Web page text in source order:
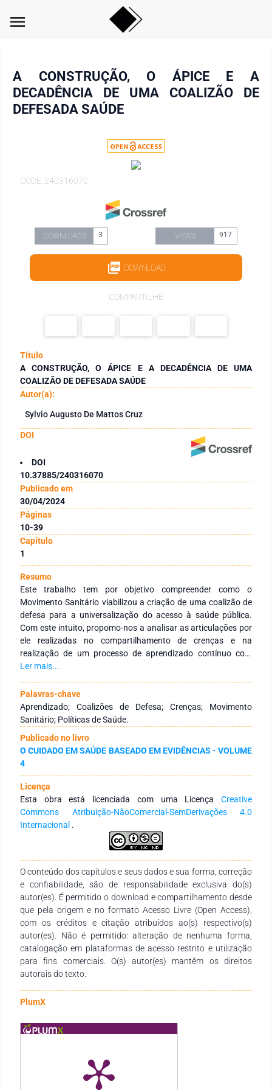
menu
A CONSTRUÇÃO, O ÁPICE E A
DECADÊNCIA DE UMA COALIZÃO DE
DEFESADA SAÚDE
CODE: 240316070
DOWNLOADS 3 VIEWS 917
DOWNLOAD
COMPARTILHE
Título
A CONSTRUÇÃO, O ÁPICE E A DECADÊNCIA DE UMA
COALIZÃO DE DEFESADA SAÚDE
Autor(a):
Sylvio Augusto De Mattos Cruz
DOI
DOI
10.37885/240316070
Publicado em
30/04/2024
Páginas
10-39
Capítulo
1
Resumo
Este trabalho tem por objetivo compreender como o
Movimento Sanitário viabilizou a criação de uma coalizão de
defesa para a universalização do acesso à saúde pública.
Com este intuito, propomo-nos a analisar as articulações por
ele realizadas no compartilhamento de crenças e na
realização de um processo de aprendizado contínuo com
diferentes atores, em torno da questão da saúde. O processo
de conexões com variados atores em um processo de intensa
negociação de recursos. Ao longo dessas negociações, o
Movimento Sanitário foi elaborando alternativas para a
formulação de uma nova política pública de saúde. Mesmo
diante da permanência do regime autoritário e das
características perversas que constituíam o sistema de
saúde; o Movimento Sanitário se articulou e possibilitou a
abertura de uma janela de oportunidade para a criação de um
sistema de acesso universal à saúde. Somente a partir da
Constituição de 1988 é que a saúde foi reconhecida como um
direito social, ficando a cargo do Estado assegurar o amplo
acesso a todos os brasileiros. Até então o Sistema Nacional
de Saúde se caracterizava por ser insuficiente no
descoordenada, ineficiente quanto à utilização dos recursos,
autoritário, fortemente centralizado, corrupto e injusto. Tal
alcance se configurou numa das maiores conquistas do
Movimento Sanitário. Assim, tal arcabouço teórico vai nos
possibilitar a compreensão da capacidade que o Movimento
Sanitário teve na construção de uma coalizão de atores que
compartilhavam um sistema de crenças sobre a necessidade
de democratizar o acesso à saúde.
Ler mais...
Palavras-chave
Aprendizado; Coalizões de Defesa; Crenças; Movimento
Sanitário; Políticas de Saúde.
Publicado no livro
O CUIDADO EM SAÚDE BASEADO EM EVIDÊNCIAS - VOLUME
4
Licença
Esta obra está licenciada com uma Licença Creative
Commons Atribuição-NãoComercial-SemDerivações 4.0
Internacional .
O conteúdo dos capítulos e seus dados e sua forma, correção
e confiabilidade, são de responsabilidade exclusiva do(s)
autor(es). É permitido o download e compartilhamento desde
que pela origem e no formato Acesso Livre (Open Access),
com os créditos e citação atribuídos ao(s) respectivo(s)
autor(es). Não é permitido: alteração de nenhuma forma,
catalogação em plataformas de acesso restrito e utilização
para fins comerciais. O(s) autor(es) mantêm os direitos
autorais do texto.
PlumX